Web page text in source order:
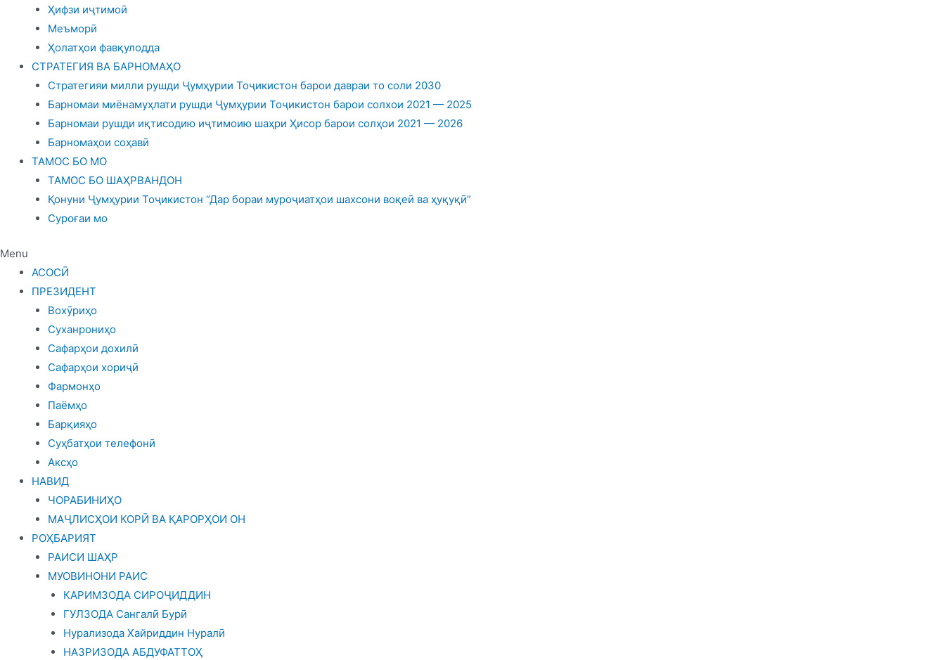
Ҳифзи иҷтимоӣ
Меъморӣ
Ҳолатҳои фавқулодда
СТРАТЕГИЯ ВА БАРНОМАҲО
Стратегияи милли рушди Ҷумҳурии Тоҷикистон барои давраи то соли 2030
Барномаи миёнамуҳлати рушди Ҷумҳурии Тоҷикистон барои солхои 2021 — 2025
Барномаи рушди иқтисодию иҷтимоию шаҳри Ҳисор барои солҳои 2021 — 2026
Барномаҳои соҳавӣ
ТАМОС БО МО
ТАМОС БО ШАҲРВАНДОН
Қонуни Ҷумҳурии Тоҷикистон “Дар бораи муроҷиатҳои шахсони воқеӣ ва ҳуқуқӣ”
Суроғаи мо
Menu
АСОСӢ
ПРЕЗИДЕНТ
Вохӯриҳо
Суханрониҳо
Сафарҳои дохилӣ
Сафарҳои хориҷӣ
Фармонҳо
Паёмҳо
Барқияҳо
Суҳбатҳои телефонӣ
Аксҳо
НАВИД
ЧОРАБИНИҲО
МАҶЛИСҲОИ КОРӢ ВА ҚАРОРҲОИ ОН
РОҲБАРИЯТ
РАИСИ ШАҲР
МУОВИНОНИ РАИС
КАРИМЗОДА СИРОҶИДДИН
ГУЛЗОДА Сангалӣ Бурӣ
Нурализода Хайриддин Нуралӣ
НАЗРИЗОДА АБДУФАТТОҲ